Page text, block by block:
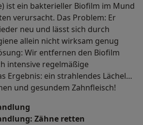
ist ein bakterieller Biofilm im Mund
verursacht. Das Problem: Er
neu und lässt sich durch
allein nicht wirksam genug
Wir entfernen den Biofilm
intensive regelmäßige
Ergebnis: ein strahlendes Lächeln
und gesundem Zahnfleisch!
Zähne retten